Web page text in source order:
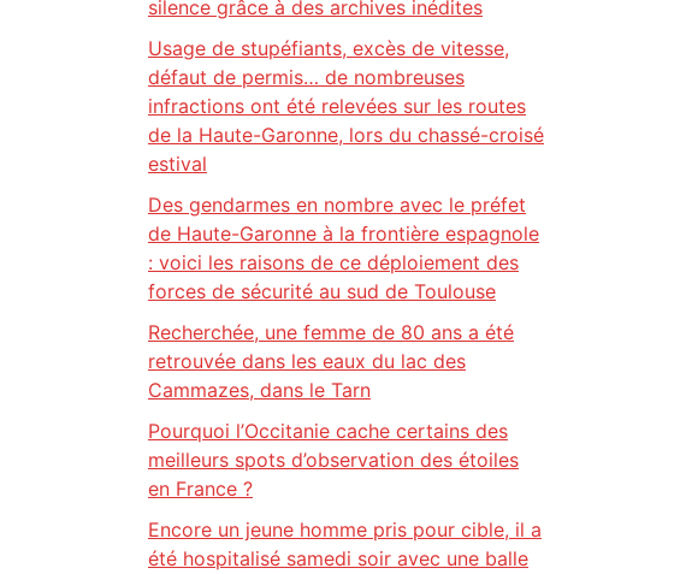
silence grâce à des archives inédites
Usage de stupéfiants, excès de vitesse,
défaut de permis… de nombreuses
infractions ont été relevées sur les routes
de la Haute-Garonne, lors du chassé-croisé
estival
Des gendarmes en nombre avec le préfet
de Haute-Garonne à la frontière espagnole
: voici les raisons de ce déploiement des
forces de sécurité au sud de Toulouse
Recherchée, une femme de 80 ans a été
retrouvée dans les eaux du lac des
Cammazes, dans le Tarn
Pourquoi l’Occitanie cache certains des
meilleurs spots d’observation des étoiles
en France ?
Encore un jeune homme pris pour cible, il a
été hospitalisé samedi soir avec une balle